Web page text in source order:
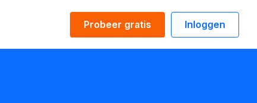
Probeer gratis Inloggen